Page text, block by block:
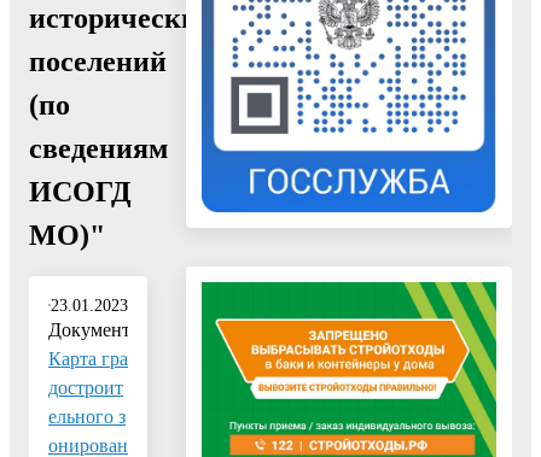
исторических
поселений
(по
сведениям
ИСОГД
МО)"
23.01.2023
Документ:
Карта гра
достроит
ельного з
онирован